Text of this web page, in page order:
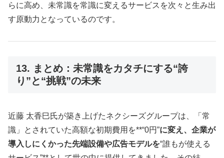
らに高め、未常識を常識に変えるサービスを次々と生み出
す原動力となっているのです。
13. まとめ：未常識をカタチにする“誇
り”と“挑戦”の未来
近藤 太香巳氏が築き上げたネクシーズグループは、「常
識」とされていた高額な初期費用を**“0円”に変え、企業が
導入しにくかった先端設備や広告モデルを“誰もが使える